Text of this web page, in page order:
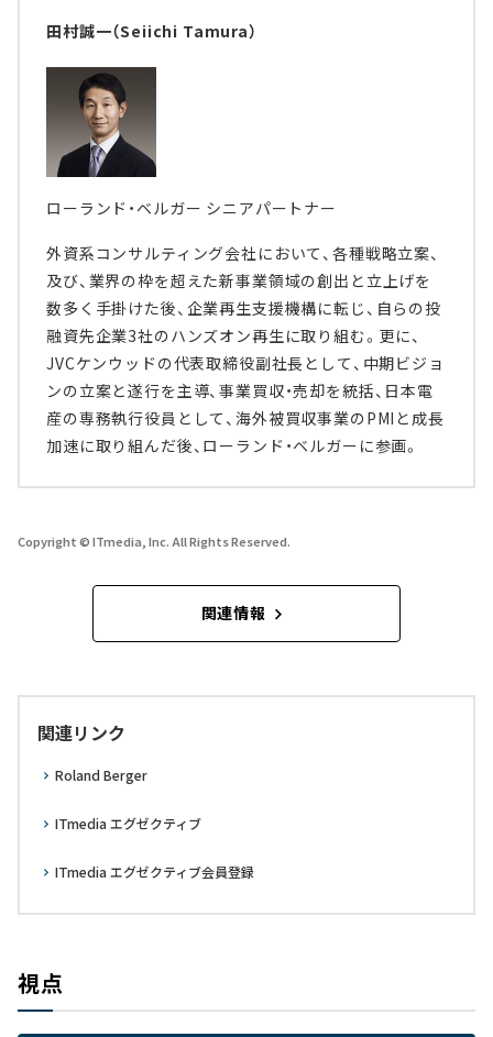
田村誠一（Seiichi Tamura）
ローランド・ベルガー シニアパートナー
外資系コンサルティング会社において、各種戦略立案、
及び、業界の枠を超えた新事業領域の創出と立上げを
数多く手掛けた後、企業再生支援機構に転じ、自らの投
融資先企業3社のハンズオン再生に取り組む。更に、
JVCケンウッドの代表取締役副社長として、中期ビジョ
ンの立案と遂行を主導、事業買収・売却を統括、日本電
産の専務執行役員として、海外被買収事業のPMIと成長
加速に取り組んだ後、ローランド・ベルガーに参画。
Copyright © ITmedia, Inc. All Rights Reserved.
関連情報
関連リンク
Roland Berger
ITmedia エグゼクティブ
ITmedia エグゼクティブ会員登録
視点